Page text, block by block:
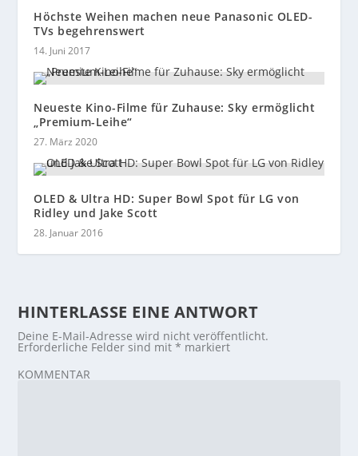
Höchste Weihen machen neue Panasonic OLED-
TVs begehrenswert
14. Juni 2017
Neueste Kino-Filme für Zuhause: Sky ermöglicht
„Premium-Leihe“
27. März 2020
OLED & Ultra HD: Super Bowl Spot für LG von
Ridley und Jake Scott
28. Januar 2016
HINTERLASSE EINE ANTWORT
Deine E-Mail-Adresse wird nicht veröffentlicht.
Erforderliche Felder sind mit* markiert
KOMMENTAR